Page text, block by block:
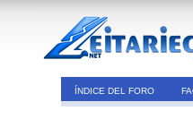
ÍNDICE DEL FORO